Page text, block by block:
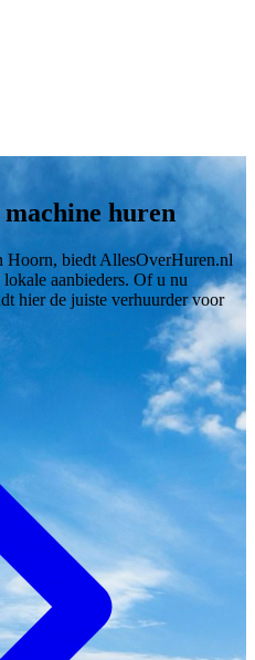
huren
Hoorn, biedt AllesOverHuren.nl
aanbieders. Of u nu
hier de juiste verhuurder voor